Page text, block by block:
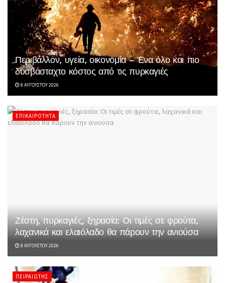
Περιβάλλον, υγεία, οικονομία – Ένα όλο και πιο
δυσβάσταχτο κόστος από τις πυρκαγιές
8 ΑΥΓΟΎΣΤΟΥ 2026
ΕΠΙΚΑΙΡΌΤΗΤΑ
Ζέστη, πυρκαγιές, ξηρασία: Οι τιμές σε φρούτα,
λαχανικά και ελαιόλαδο θα πάρουν την ανιούσα
8 ΑΥΓΟΎΣΤΟΥ 2026
ΠΕΙΡΑΙΏΤΗΣ